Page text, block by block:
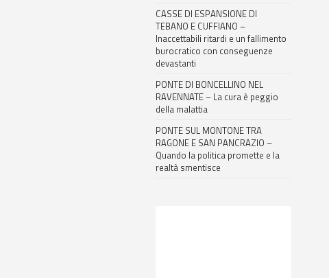
CASSE DI ESPANSIONE DI
TEBANO E CUFFIANO –
Inaccettabili ritardi e un fallimento
burocratico con conseguenze
devastanti
PONTE DI BONCELLINO NEL
RAVENNATE – La cura è peggio
della malattia
PONTE SUL MONTONE TRA
RAGONE E SAN PANCRAZIO –
Quando la politica promette e la
realtà smentisce